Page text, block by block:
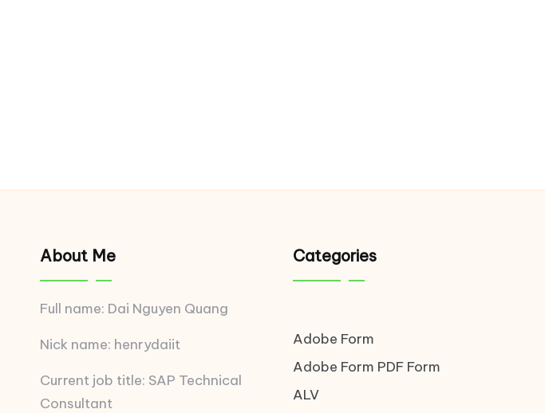
About Me
Full name: Dai Nguyen Quang
Nick name: henrydaiit
Current job title: SAP Technical
Consultant
Categories
Adobe Form
Adobe Form PDF Form
ALV